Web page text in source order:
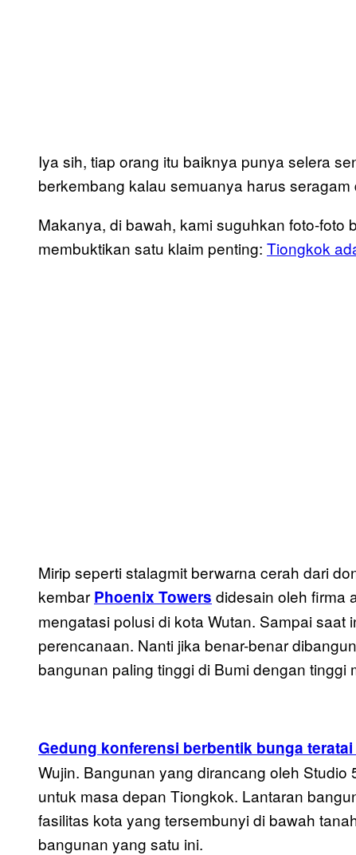
Iya sih, tiap orang itu baiknya punya selera
berkembang kalau semuanya harus
Makanya, di bawah, kami suguhkan foto-
membuktikan satu klaim penting: Tiongkok
Mirip seperti stalagmit berwarna cerah dari
kembar Phoenix Towers didesain oleh firma
mengatasi polusi di kota Wutan. Sampai saat
perencanaan. Nanti jika benar-benar
bangunan paling tinggi di Bumi dengan tinggi
Gedung konferensi berbentik bunga
Wujin. Bangunan yang dirancang oleh
untuk masa depan Tiongkok. Lantaran
fasilitas kota yang tersembunyi di bawah
bangunan yang satu ini.